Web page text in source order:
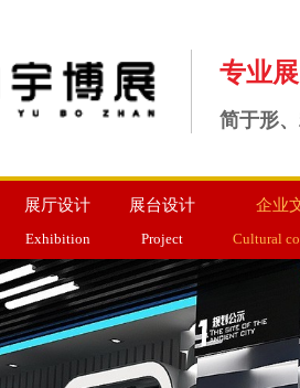
专业
简于形
展厅设计
Exhibition
展台设计
Project
企业
Cultural